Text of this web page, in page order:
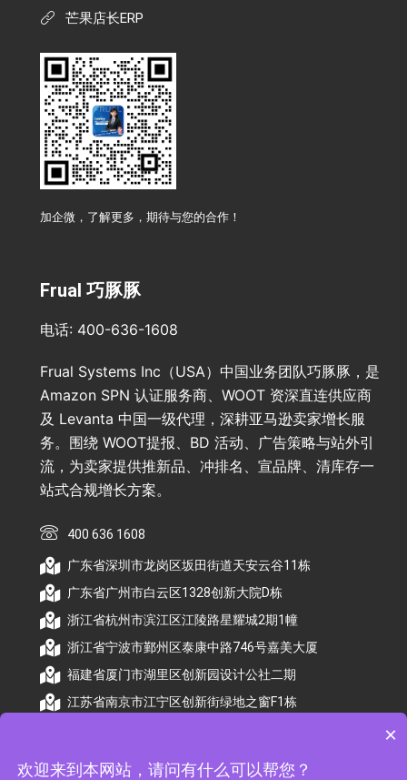
芒果店长ERP
加企微，了解更多，期待与您的合作！
Frual 巧豚豚
电话: 400-636-1608
Frual Systems Inc（USA）中国业务团队巧豚豚，是
Amazon SPN 认证服务商、WOOT 资深直连供应商
及 Levanta 中国一级代理，深耕亚马逊卖家增长服
务。围绕 WOOT提报、BD 活动、广告策略与站外引
流，为卖家提供推新品、冲排名、宣品牌、清库存一
站式合规增长方案。
400 636 1608
广东省深圳市龙岗区坂田街道天安云谷11栋
广东省广州市白云区1328创新大院D栋
浙江省杭州市滨江区江陵路星耀城2期1幢
浙江省宁波市鄞州区泰康中路746号嘉美大厦
福建省厦门市湖里区创新园设计公社二期
江苏省南京市江宁区创新街绿地之窗F1栋
×
欢迎来到本网站，请问有什么可以帮您？